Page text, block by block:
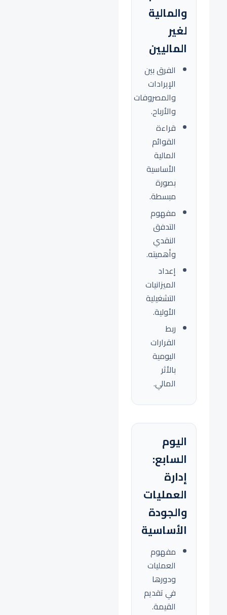
والمالية
لغير
الماليين
الفرق بين
الإيرادات
والمصروفات
والأرباح.
قراءة
القوائم
المالية
الأساسية
بصورة
مبسطة.
مفهوم
التدفق
النقدي
وأهميته.
إعداد
الميزانيات
التشغيلية
الأولية.
ربط
القرارات
اليومية
بالأثر
المالي.
اليوم
السابع:
إدارة
العمليات
والجودة
الأساسية
مفهوم
العمليات
ودورها
في تقديم
القيمة.